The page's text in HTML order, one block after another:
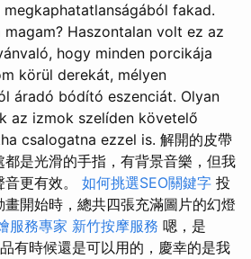
fakad.
Haszontalan volt ez az
hogy minden porcikája
körül derekát, mélyen
áradó bódító eszenciát. Olyan
az izmok szelíden követelő
csalogatna ezzel is. 解開的皮帶
是光滑的手指，有背景音樂，但我
更有效。 如何挑選SEO關鍵字 投
開始時，總共四張充滿圖片的幻燈
服務專家 新竹按摩服務 嗯，是
有時候還是可以用的，慶幸的是我